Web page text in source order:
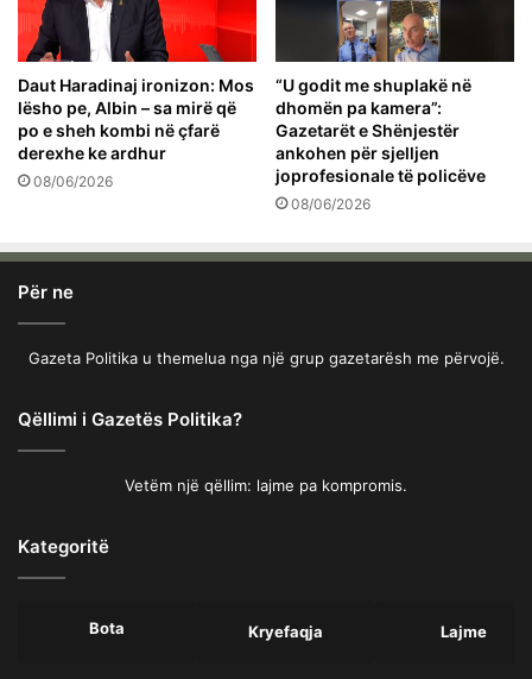
Daut Haradinaj ironizon: Mos
lësho pe, Albin – sa mirë që
po e sheh kombi në çfarë
derexhe ke ardhur
08/06/2026
“U godit me shuplakë në
dhomën pa kamera”:
Gazetarët e Shënjestër
ankohen për sjelljen
joprofesionale të policëve
08/06/2026
Për ne
Gazeta Politika u themelua nga një grup gazetarësh me përvojë.
Qëllimi i Gazetës Politika?
Vetëm një qëllim: lajme pa kompromis.
Kategoritë
Bota Kryefaqja Lajme